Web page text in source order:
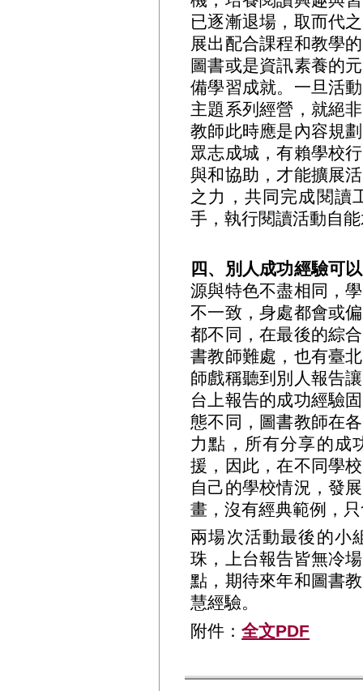
已逐漸退場，取而代
展出配合課程和教學
圖書或是資訊素養的
備學習成就。一旦活
主題系列經營，就絕
教師此時應是內容規
眾志成城，有賴學校
與和協助，才能擴展
之力，共同完成閱讀
手，執行閱讀活動自
四、別人成功經驗可
源與特色不盡相同，
不一致，身處都會或
都不同，在最後的綜
書教師難處，也有臺
師戲稱聽到別人報告
台上報告的成功經驗
態不同，圖書教師在
力點，所有分享的成
援，因此，在不同學
自己的學校情況，發
畫，沒有經典範例，
兩場次活動最後的小
珠，上台報告皆無冷
點，期待來年和圖書
慧經驗。
附件：全文PDF